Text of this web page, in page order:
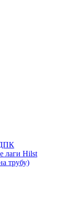
лаги Hilst
трубу)